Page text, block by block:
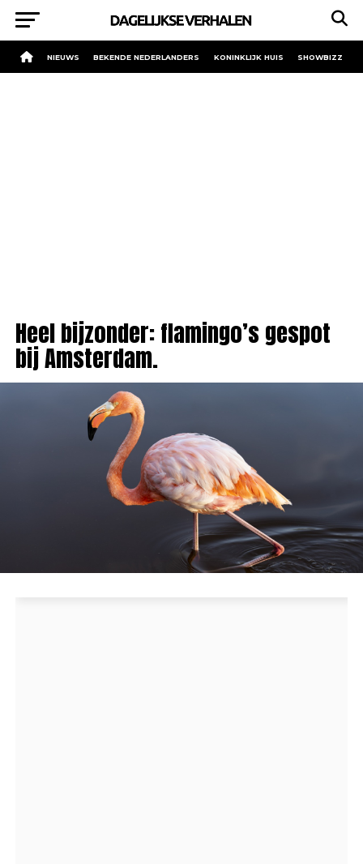
NIEUWS BEKENDE NEDERLANDERS KONINKLIJK HUIS SHOWBIZZ
Heel bijzonder: flamingo’s gespot
bij Amsterdam.